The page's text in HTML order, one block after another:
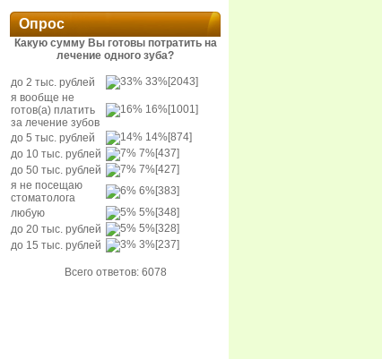
Опрос
Какую сумму Вы готовы потратить на
лечение одного зуба?
до 2 тыс. рублей 33%[2043]
я вообще не
готов(а) платить
за лечение зубов
16%[1001]
до 5 тыс. рублей 14%[874]
до 10 тыс. рублей
7%[437]
до 50 тыс. рублей
7%[427]
я не посещаю
стоматолога
6%[383]
любую
5%[348]
до 20 тыс. рублей
5%[328]
до 15 тыс. рублей
3%[237]
Всего ответов: 6078